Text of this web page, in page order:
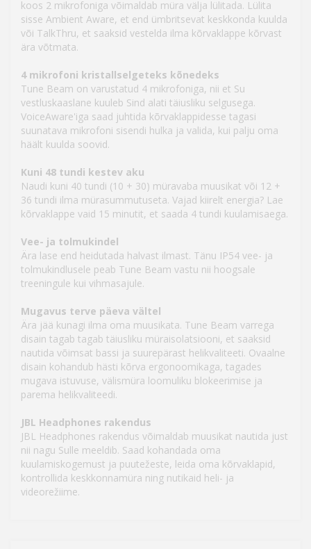
koos 2 mikrofoniga võimaldab müra välja lülitada. Lülita
sisse Ambient Aware, et end ümbritsevat keskkonda kuulda
või TalkThru, et saaksid vestelda ilma kõrvaklappe kõrvast
ära võtmata.
4 mikrofoni kristallselgeteks kõnedeks
Tune Beam on varustatud 4 mikrofoniga, nii et Su
vestluskaaslane kuuleb Sind alati täiusliku selgusega.
VoiceAware'iga saad juhtida kõrvaklappidesse tagasi
suunatava mikrofoni sisendi hulka ja valida, kui palju oma
häält kuulda soovid.
Kuni 48 tundi kestev aku
Naudi kuni 40 tundi (10 + 30) müravaba muusikat või 12 +
36 tundi ilma mürasummutuseta. Vajad kiirelt energia? Lae
kõrvaklappe vaid 15 minutit, et saada 4 tundi kuulamisaega.
Vee- ja tolmukindel
Ära lase end heidutada halvast ilmast. Tänu IP54 vee- ja
tolmukindlusele peab Tune Beam vastu nii hoogsale
treeningule kui vihmasajule.
Mugavus terve päeva vältel
Ära jää kunagi ilma oma muusikata. Tune Beam varrega
disain tagab tagab täiusliku müraisolatsiooni, et saaksid
nautida võimsat bassi ja suurepärast helikvaliteeti. Ovaalne
disain kohandub hästi kõrva ergonoomikaga, tagades
mugava istuvuse, välismüra loomuliku blokeerimise ja
parema helikvaliteedi.
JBL Headphones rakendus
JBL Headphones rakendus võimaldab muusikat nautida just
nii nagu Sulle meeldib. Saad kohandada oma
kuulamiskogemust ja puutežeste, leida oma kõrvaklapid,
kontrollida keskkonnamüra ning nutikaid heli- ja
videorežiime.